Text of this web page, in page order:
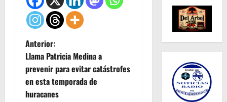
N
a
v
Anterior:
Llama Patricia Medina a
prevenir para evitar catástrofes
en esta temporada de
huracanes